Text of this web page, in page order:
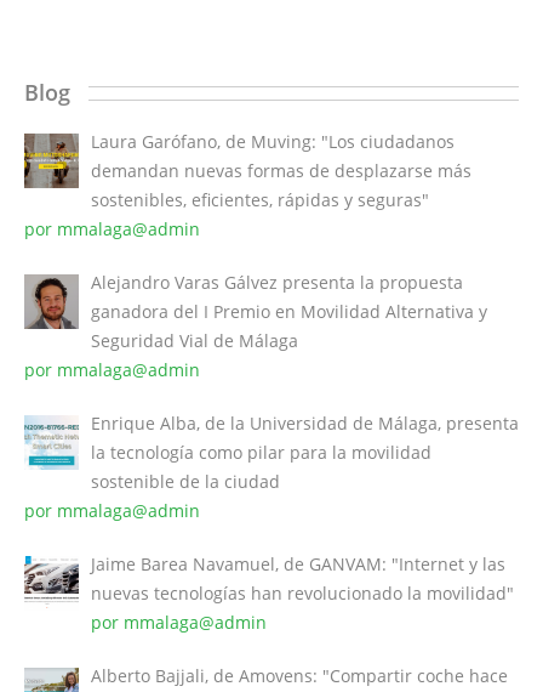
Blog
Laura Garófano, de Muving: "Los ciudadanos
demandan nuevas formas de desplazarse más
sostenibles, eficientes, rápidas y seguras"
por mmalaga@admin
Alejandro Varas Gálvez presenta la propuesta
ganadora del I Premio en Movilidad Alternativa y
Seguridad Vial de Málaga
por mmalaga@admin
Enrique Alba, de la Universidad de Málaga, presenta
la tecnología como pilar para la movilidad
sostenible de la ciudad
por mmalaga@admin
Jaime Barea Navamuel, de GANVAM: "Internet y las
nuevas tecnologías han revolucionado la movilidad"
por mmalaga@admin
Alberto Bajjali, de Amovens: "Compartir coche hace